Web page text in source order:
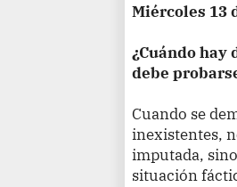
Miércoles 13
¿Cuándo hay
debe
Cuando se
inexistentes,
imputada,
situación